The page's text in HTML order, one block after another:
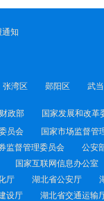
通知
张湾区 郧阳区 武
财政部 国家发展和改革
员会 国家市场监督管
监督管理委员会 公安
国家互联网信息办公室
厅 湖北省公安厅
设厅 湖北省交通运输